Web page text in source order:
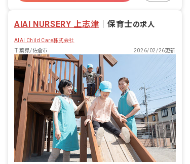
通勤できますよ！
AIAI NURSERY 上志津 保育士の求人
AIAI Child Care株式会社
千葉県/佐倉市
2026/02/26更新